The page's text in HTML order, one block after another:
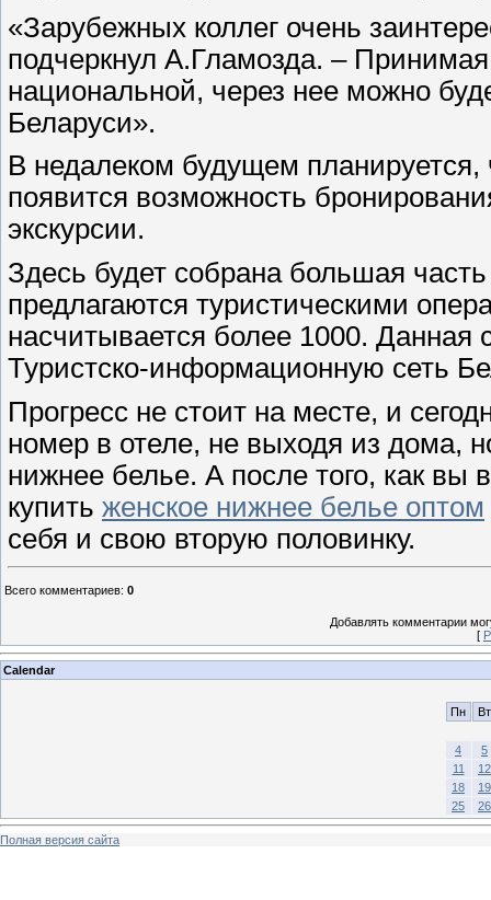
«Зарубежных коллег очень
подчеркнул А.Гламозда. –
национальной, через нее можно
Беларуси».
В недалеком будущем
появится возможность
экскурсии.
Здесь будет собрана большая
предлагаются туристическими
насчитывается более 1000.
Туристско-информационную сеть
Прогресс не стоит на месте, и
номер в отеле, не выходя из дома,
нижнее белье. А после того, как
купить женское нижнее белье оптом
себя и свою вторую половинку.
Всего комментариев: 0
Добавлять комментарии
[
Calendar
Пн Вт
4
5
11
12
18
19
25
26
Полная версия сайта